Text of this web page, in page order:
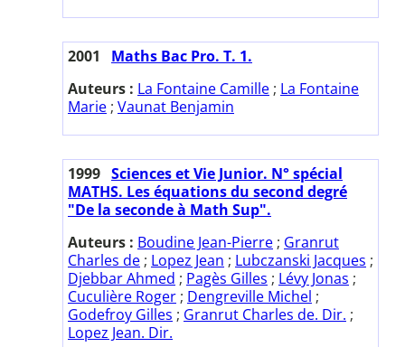
2001
Maths Bac Pro. T. 1.
Auteurs : La Fontaine Camille ; La Fontaine
Marie ; Vaunat Benjamin
1999 Sciences et Vie Junior. N° spécial
MATHS. Les équations du second degré
"De la seconde à Math Sup".
Auteurs : Boudine Jean-Pierre ; Granrut
Charles de ; Lopez Jean ; Lubczanski Jacques ;
Djebbar Ahmed ; Pagès Gilles ; Lévy Jonas ;
Cuculière Roger ; Dengreville Michel ;
Godefroy Gilles ; Granrut Charles de. Dir. ;
Lopez Jean. Dir.